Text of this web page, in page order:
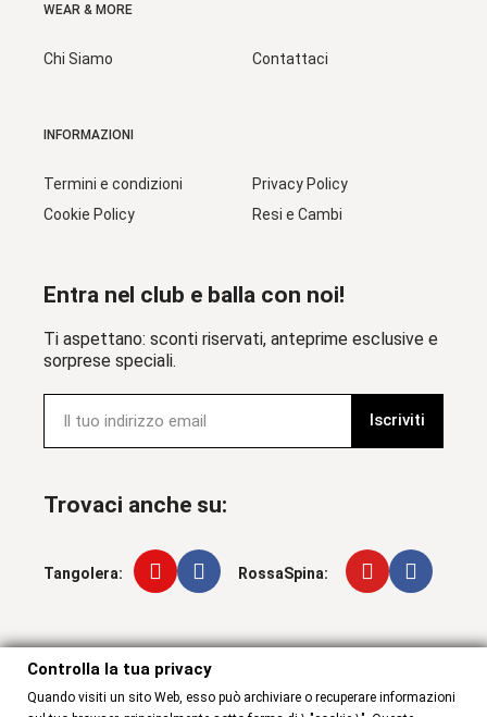
WEAR & MORE
Chi Siamo Contattaci
INFORMAZIONI
Termini e condizioni
Cookie Policy
Privacy Policy
Resi e Cambi
Entra nel club e balla con noi!
Ti aspettano: sconti riservati, anteprime esclusive e
sorprese speciali.
Iscriviti
Trovaci anche su:
Tangolera: RossaSpina:
Controlla la tua privacy
Controlla la tua privacy
Quando visiti un sito Web, esso può archiviare o recuperare informazioni